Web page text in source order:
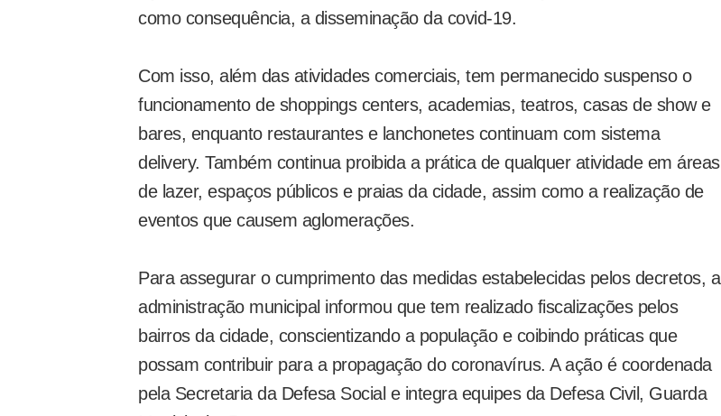
como consequência, a disseminação da covid-19.
Com isso, além das atividades comerciais, tem permanecido suspenso o
funcionamento de shoppings centers, academias, teatros, casas de show e
bares, enquanto restaurantes e lanchonetes continuam com sistema
delivery. Também continua proibida a prática de qualquer atividade em áreas
de lazer, espaços públicos e praias da cidade, assim como a realização de
eventos que causem aglomerações.
Para assegurar o cumprimento das medidas estabelecidas pelos decretos, a
administração municipal informou que tem realizado fiscalizações pelos
bairros da cidade, conscientizando a população e coibindo práticas que
possam contribuir para a propagação do coronavírus. A ação é coordenada
pela Secretaria da Defesa Social e integra equipes da Defesa Civil, Guarda